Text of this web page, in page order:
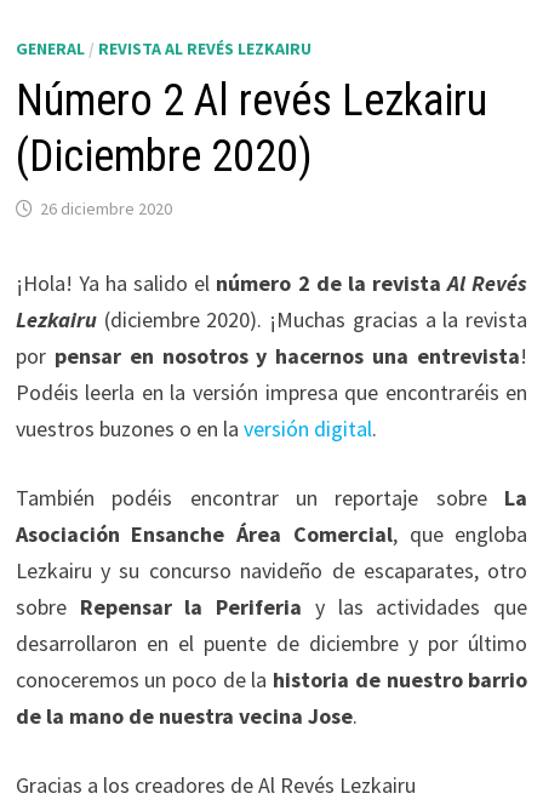
GENERAL/ REVISTA AL REVÉS LEZKAIRU
Número 2 Al revés Lezkairu
(Diciembre 2020)
26 diciembre 2020
¡Hola! Ya ha salido el número 2 de la revistaAl Revés
Lezkairu(diciembre 2020). ¡Muchas gracias a la revista
por pensar en nosotros y hacernos una entrevista!
Podéis leerla en la versión impresa que encontraréis en
vuestros buzones o en la versión digital.
También podéis encontrar un reportaje sobre La
Asociación Ensanche Área Comercial, que engloba
Lezkairu y su concurso navideño de escaparates, otro
sobre Repensar la Periferia y las actividades que
desarrollaron en el puente de diciembre y por último
conoceremos un poco de la historia de nuestro barrio
de la mano de nuestra vecina Jose.
Gracias a los creadores de Al Revés Lezkairu